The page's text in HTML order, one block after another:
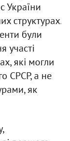
України
структурах.
були
участі
які могли
СРСР, а не
як